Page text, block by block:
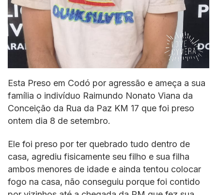
Esta Preso em Codó por agressão e ameça a sua
família o indivíduo Raimundo Nonato Viana da
Conceição da Rua da Paz KM 17 que foi preso
ontem dia 8 de setembro.
Ele foi preso por ter quebrado tudo dentro de
casa, agrediu fisicamente seu filho e sua filha
ambos menores de idade e ainda tentou colocar
fogo na casa, não conseguiu porque foi contido